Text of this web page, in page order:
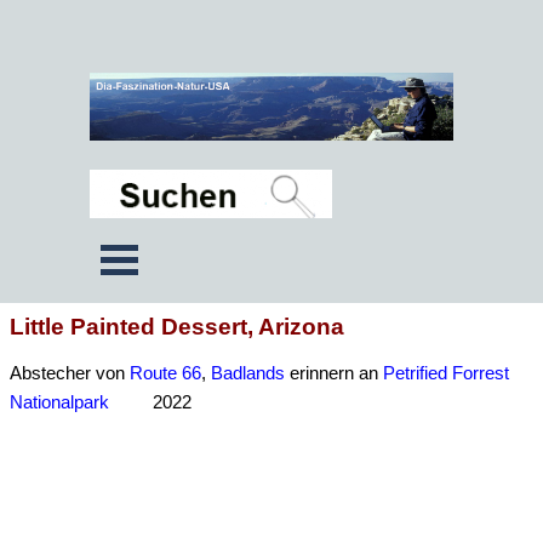
Little Painted Dessert, Arizona
Abstecher von Route 66, Badlands erinnern an Petrified Forrest
Nationalpark 2022